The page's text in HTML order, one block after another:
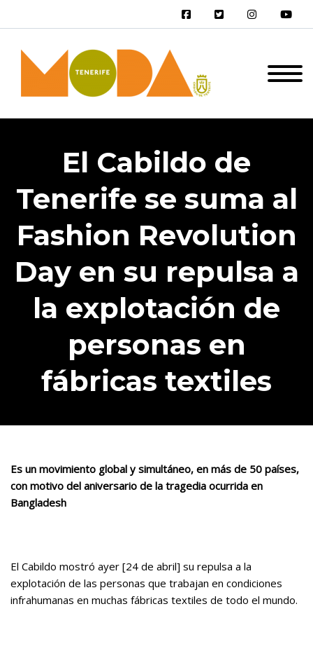
El Cabildo de
Tenerife se suma al
Fashion Revolution
Day en su repulsa a
la explotación de
personas en
fábricas textiles
Es un movimiento global y simultáneo, en más de 50 países,
con motivo del aniversario de la tragedia ocurrida en
Bangladesh
El Cabildo mostró ayer [24 de abril] su repulsa a la
explotación de las personas que trabajan en condiciones
infrahumanas en muchas fábricas textiles de todo el mundo.